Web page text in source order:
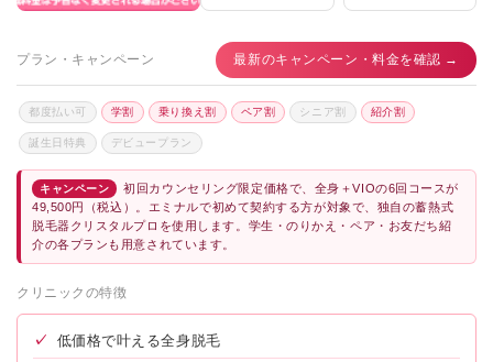
★2.9 / 5（10件）
ReikoSkinClinic ★3.8 / 5（46件）
こうゆうファミリークリニック
さくらビューティークリニック ★3.7 / 5（49件）
すずき内科クリニック
KANNO’A.clinic 小倉院
プラン・キャンペーン 最新のキャンペーン・料金を確認 →
都度払い可 学割 乗り換え割 ペア割 シニア割 紹介割
誕生日特典 デビュープラン
キャンペーン
初回カウンセリング限定価格で、全身＋VIOの6回コースが
49,500円（税込）。エミナルで初めて契約する方が対象で、独自の蓄熱式
脱毛器クリスタルプロを使用します。学生・のりかえ・ペア・お友だち紹
介の各プランも用意されています。
クリニックの特徴
✓ 低価格で叶える全身脱毛